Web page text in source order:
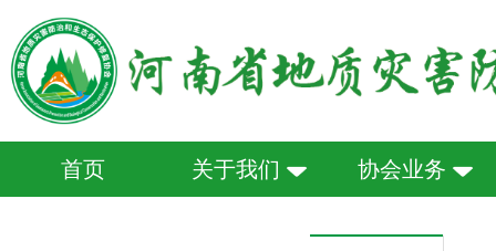
首页 关于我们 协会业务